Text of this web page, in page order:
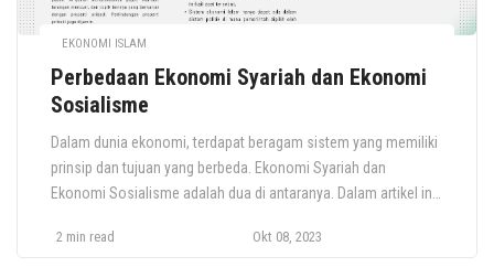
EKONOMI ISLAM
Perbedaan Ekonomi Syariah dan Ekonomi
Sosialisme
Dalam dunia ekonomi, terdapat beragam sistem yang memiliki
prinsip dan tujuan yang berbeda. Ekonomi Syariah dan
Ekonomi Sosialisme adalah dua di antaranya. Dalam artikel ini,
tujuan, dan prinsip-prinsip utama yang mendasarinya. Setelah
2 min read Okt 08, 2023